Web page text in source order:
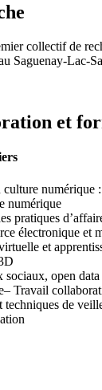
collectif de
Saguenay-Lac-
et
culture numérique :
numérique
pratiques
électronique et
et
sociaux, open data
Travail
techniques de